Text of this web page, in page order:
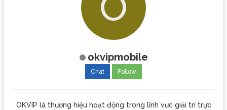
okvipmobile
Chat Follow
OKVIP là thương hiệu hoạt động trong lĩnh vực giải trí trực